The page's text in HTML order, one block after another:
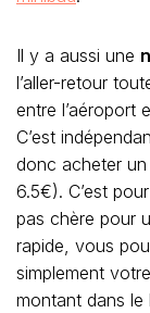
Il y a aussi une
l’aller-retour
entre l’aéroport
C’est
donc acheter un
6.5€). C’est
pas chère pour
rapide, vous
simplement
montant dans le